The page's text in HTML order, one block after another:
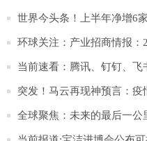
品质居住空间
世界今头条！上半年净增6
老乡鸡拼了
环球关注：产业招商情报：
地20强企业
当前速看：腾讯、钉钉、
还有多远？
突发！马云再现神预言：疫
不是房地产，而是这个！
全球聚焦：未来的最后一